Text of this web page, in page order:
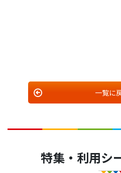
一覧に
特集・利用シ